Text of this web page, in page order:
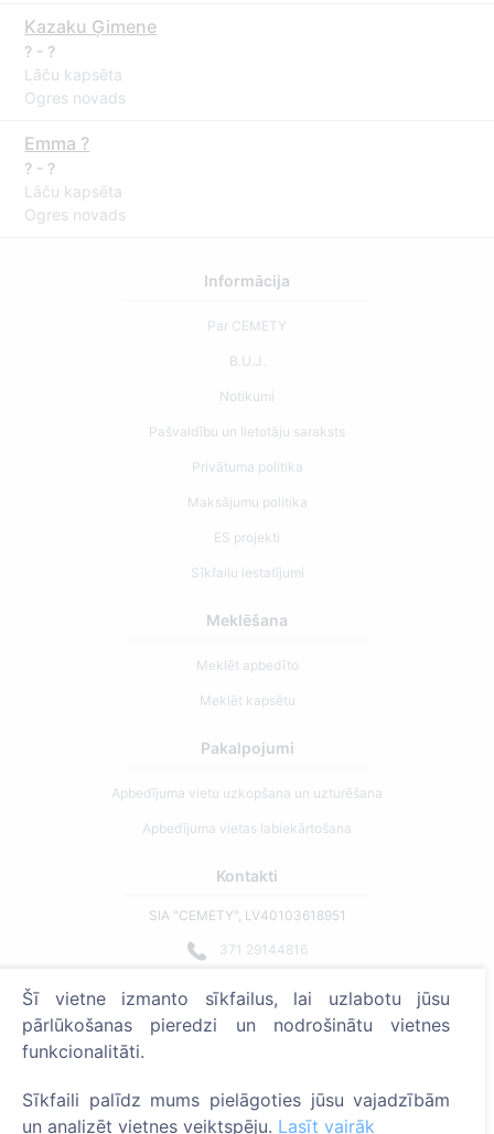
Kazaku Ģimene
? - ?
Lāču kapsēta
Ogres novads
Emma ?
? - ?
Lāču kapsēta
Ogres novads
Informācija
Par CEMETY
B.U.J.
Notikumi
Pašvaldību un lietotāju saraksts
Privātuma politika
Maksājumu politika
ES projekti
Sīkfailu iestatījumi
Meklēšana
Meklēt apbedīto
Meklēt kapsētu
Pakalpojumi
Apbedījuma vietu uzkopšana un uzturēšana
Apbedījuma vietas labiekārtošana
Kontakti
SIA "CEMETY", LV40103618951
371 29144816
Strādājam visā Latvijā!
Administratoriem
Šī vietne izmanto sīkfailus, lai uzlabotu jūsu
pārlūkošanas pieredzi un nodrošinātu vietnes
funkcionalitāti.
Sīkfaili palīdz mums pielāgoties jūsu vajadzībām
un analizēt vietnes veiktspēju. Lasīt vairāk